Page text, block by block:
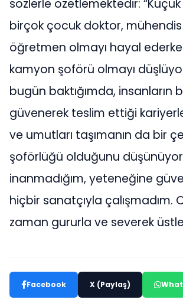
sözlerle özetlemektedir:
birçok çocuk doktor,
öğretmen olmayı hayal
kamyon şoförü olmayı
bugün baktığımda, insanların
güvenerek teslim ettiği
ve umutları taşımanın da bir
şoförlüğü olduğunu
inanmadığım, yeteneğine
hiçbir sanatçıyla çalışmadım.
zaman gururla ve severek
Facebook X (Paylaş)